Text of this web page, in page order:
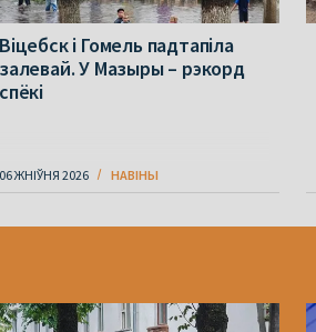
Віцебск і Гомель падтапіла
залевай. У Мазыры – рэкорд
спёкі
06 ЖНІЎНЯ 2026 НАВІНЫ